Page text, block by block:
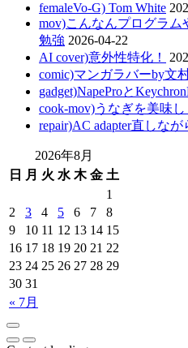
femaleVo-G) Tom White
mov)こんなんプログラム
勉強 2026-04-22
AI cover)意外性特化！
comic)マンガラバーby文
gadget)NapeProと
cook-mov)うなぎを美味
repair)AC adapter直しなが
2026年8月
日
月 火 水 木 金 土
« 7月
1
2
3 4 5 6 7
8
9
10 11 12 13 14 15
16 17 18 19 20 21 22
23 24 25 26 27 28 29
30 31